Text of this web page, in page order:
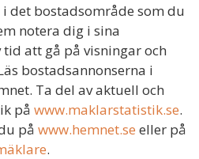
det bostadsområde som du
notera dig i sina
att gå på visningar och
bostadsannonserna i
Ta del av aktuell och
på www.maklarstatistik.se.
på www.hemnet.se eller på
.